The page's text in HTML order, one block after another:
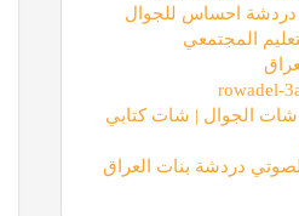
احساس للجوال
المجتمعي
الجوال | شات كتابي
دردشة بنات العراق